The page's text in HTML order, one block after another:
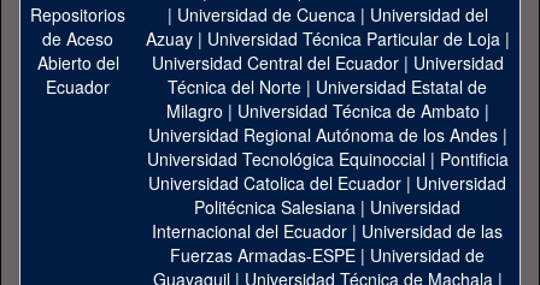
| Universidad de Cuenca| Universidad del
Azuay| Universidad Técnica Particular de Loja|
Universidad Central del Ecuador| Universidad
Técnica del Norte | Universidad Estatal de
Milagro | Universidad Técnica de Ambato |
Universidad Regional Autónoma de los Andes|
Universidad Tecnológica Equinoccial| Pontificia
Universidad Catolica del Ecuador | Universidad
Politécnica Salesiana | Universidad
Internacional del Ecuador | Universidad de las
Fuerzas Armadas-ESPE | Universidad de
Guayaquil| Universidad Técnica de Machala |